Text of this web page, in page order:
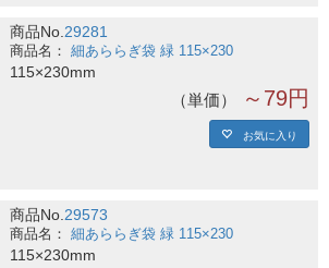
商品No. 29281
細あららぎ袋 緑 115×230
115×230mm
単価 ～79円
お気に入り
商品No.29573
細あららぎ袋 緑 115×230
115×230mm